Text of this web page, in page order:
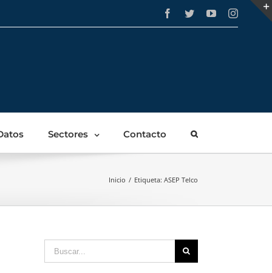
Facebook
TwitterYouTube
Sectores Contacto
Inicio / Etiqueta: ASEP Telco